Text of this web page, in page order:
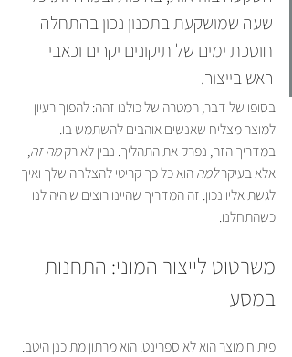
שעה שמושקעת בתכנון נכון בהתחלה
חוסכת ימים של תיקונים יקרים וכאבי
ראש בייצור.
בסופו של דבר, המטרה של כולנו זהה: להפוך רעיון
למוצר מצליח שאנשים אוהבים להשתמש בו.
במדריך הזה, נפרק את התהליך. נבין לא רק מה זה,
אלא בעיקר למה הוא כל כך קריטי להצלחה שלך ואיך
לגשת אליו נכון. זה המדריך שהיינו רוצים שיהיה לנו
כשהתחלנו.
משרטוט לייצור המוני: התחנות
במסע
פיתוח מוצר הוא לא ספרינט. הוא מרתון מתוכנן היטב.